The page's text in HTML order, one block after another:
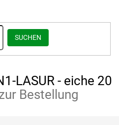
SUCHEN
LASUR - eiche 20
Bestellung